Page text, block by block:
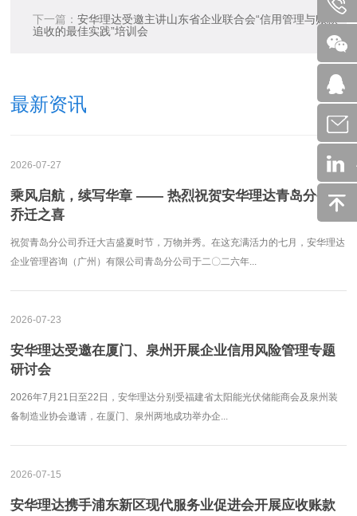
下一篇：安华理达受邀主讲山东省企业联合会“信用管理与账款
追收的最佳实践”培训会
最新资讯
2026-07-27
乘风启航，续写华章 —— 热烈祝贺安华理达青岛分公司
乔迁之喜
祝贺青岛分公司乔迁大吉盛夏时节，万物并秀。在这充满活力的七月，安华理达
企业管理咨询（广州）有限公司青岛分公司于二〇二六年...
2026-07-23
安华理达受邀在厦门、泉州开展企业信用风险管理专题
研讨会
2026年7月21日至22日，安华理达分别受福建省太阳能光伏储能商会及泉州装
备制造业协会邀请，在厦门、泉州两地成功举办企...
2026-07-15
安华理达携手浦东新区现代服务业促进会开展应收账款